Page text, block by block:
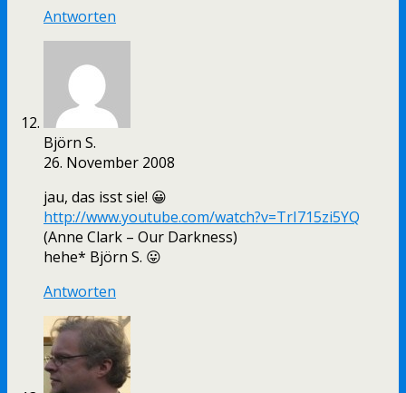
Antworten
Björn S.
26. November 2008
jau, das isst sie! 😀
http://www.youtube.com/watch?v=TrI715zi5YQ
(Anne Clark – Our Darkness)
hehe* Björn S. 😛
Antworten